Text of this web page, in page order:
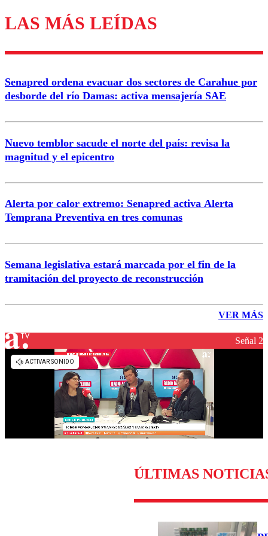
LAS MÁS LEÍDAS
Senapred ordena evacuar dos sectores de Carahue por
desborde del río Damas: activa mensajería SAE
Nuevo temblor sacude el norte del país: revisa la
magnitud y el epicentro
Alerta por calor extremo: Senapred activa Alerta
Temprana Preventiva en tres comunas
Semana legislativa estará marcada por el fin de la
tramitación del proyecto de reconstrucción
VER MÁS
Señal 2
ÚLTIMAS